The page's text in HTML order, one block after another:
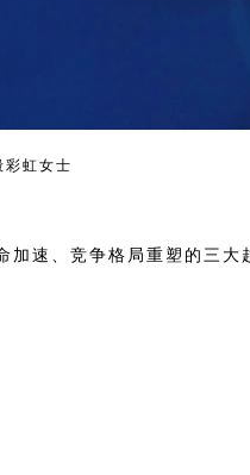
彩虹女士
加速、竞争格局重塑的三大